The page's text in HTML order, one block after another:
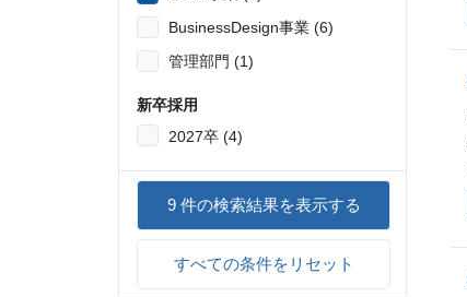
BusinessDesign事業 (6)
管理部門 (1)
新卒採用
2027卒 (4)
9件の検索結果を表示する
すべての条件をリセット